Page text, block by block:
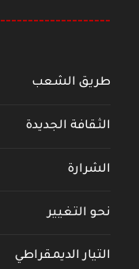
--------------------
طريق الشعب
الثقافة الجديدة
الشرارة
نحو التغيير
التيار الديمقراطي